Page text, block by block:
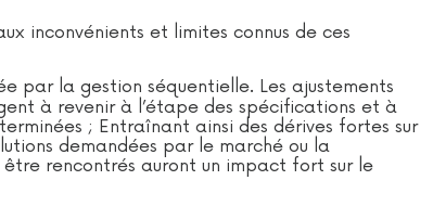
inconvénients et limites connus de ces
par la gestion séquentielle. Les ajustements
à revenir à l’étape des spécifications et à
; Entraînant ainsi des dérives fortes sur
demandées par le marché ou la
rencontrés auront un impact fort sur le